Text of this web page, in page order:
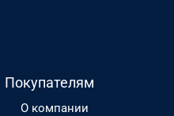
Покупателям
О компании